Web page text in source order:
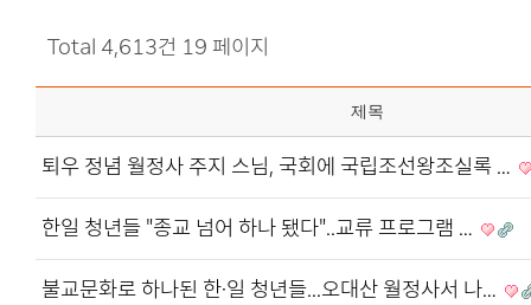
Total 4,613건 19 페이지
제목
퇴우 정념 월정사 주지 스님, 국회에 국립조선왕조실록 …
한일 청년들 "종교 넘어 하나 됐다"..교류 프로그램 …
불교문화로 하나된 한·일 청년들...오대산 월정사서 나…